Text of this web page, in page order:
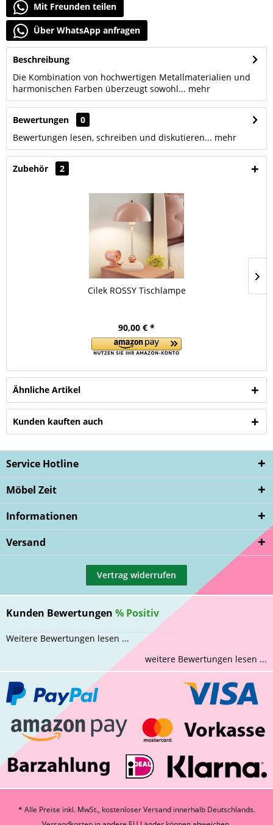
Mit Freunden teilen
Über WhatsApp anfragen
Beschreibung
Die Kombination von hochwertigen Metallmaterialien und
harmonischen Farben überzeugt sowohl... mehr
Bewertungen
0
Bewertungen lesen, schreiben und diskutieren... mehr
Zubehör 2
Cilek ROSSY Tischlampe
90,00 € *
Ähnliche Artikel
Kunden kauften auch
Service Hotline
Möbel Zeit
Informationen
Versand
Vertrag widerrufen
Kunden Bewertungen % Positiv
Weitere Bewertungen lesen ...
weitere Bewertungen lesen ...
* Alle Preise inkl. MwSt., kostenloser Versand innerhalb Deutschlands.